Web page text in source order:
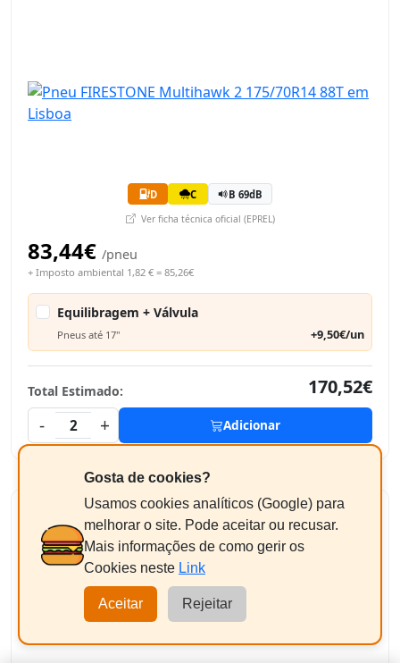
D C B 69dB
Ver ficha técnica oficial (EPREL)
83,44€ /pneu
+ Imposto ambiental 1,82 € = 85,26€
Equilibragem + Válvula
Pneus até 17" +9,50€/un
Total Estimado:
170,52€
-
2 + Adicionar
GOODYEAR GT-3
175/70R14 95/93T
Gosta de cookies?
Usamos cookies analíticos (Google) para
melhorar o site. Pode aceitar ou recusar.
Mais informações de como gerir os
Cookies neste Link
Aceitar Rejeitar